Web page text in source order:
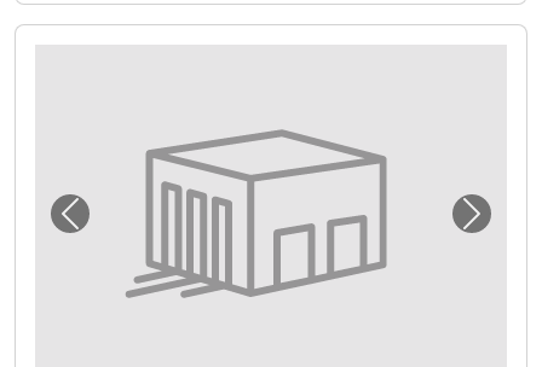
Vorheriges Bild für "Lager in Autmannsdorf